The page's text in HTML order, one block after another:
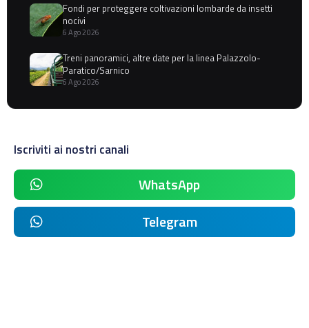
Fondi per proteggere coltivazioni lombarde da insetti
nocivi
6 Ago 2026
Treni panoramici, altre date per la linea Palazzolo-
Paratico/Sarnico
6 Ago 2026
Iscriviti ai nostri canali
WhatsApp
Telegram